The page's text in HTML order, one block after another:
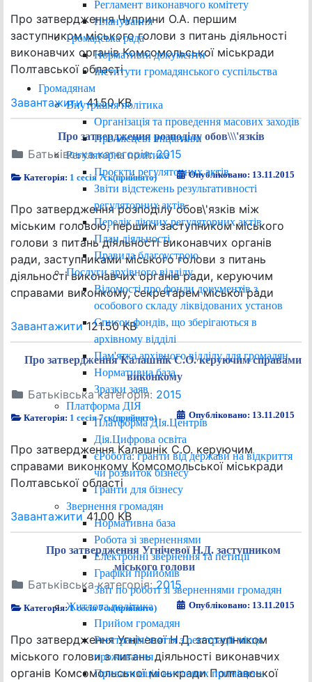
Регламент виконавчого комітету
Планування
Громадська рада
Нормативні документи
Інститути громадянського суспільства
Громадянам
Внутрішня політика
Організація та проведення масових заходів
Про місцеві ініціативи
Регуляторна політика
Проєкти регуляторних актів
Звіти відстежень результативності
регуляторних актів
Перелік діючих регуляторних актів
План діяльності
Правила благоустрою
Послуги архівного відділу
Відомості про фонди документів з
особового складу ліквідованих установ
Список фондів, що зберігаються в
архівному відділі
Пам'ятка архівного відділу для громадян
Нормативна база
Зразки заяв
Платформа ДІЯ
Платформа ДІя.Центрів
Дія.Цифрова освіта
єРобота: гранти від держави на відкриття
чи розвиток бізнесу
Гранти для бізнесу
Звернення громадян
Нормативна база
Робота зі зверненнями
Електронні звернення та петиції
Графіки прийомів
Звіт по роботі зі зверненнями громадян
Житлова політика
Прийом громадян
Реєстрація/зняття з реєстрації місця
проживання
Приватизація житлових приміщень
Про затвердження Чуприни О.А. першим
заступником міського голови з питань діяльності
виконавчих органів Комсомольської міськради
Полтавської області
Завантажити41.50 KB
Про затвердження розподілу обов\\\'язків
Батьківська категорія:2015
Категорія: 1 сесія 7ск(прийнято) Опубліковано: 13.11.2015
Про затвердження розподілу обов\'язків між
міським головою, першим заступником міського
голови з питань діяльності виконавчих органів
ради, заступниками міського голови з питань
діяльності виконавчих органів ради, керуючим
справами виконкому, секретарем міської ради
Завантажити121.50 KB
Про затвердження Калашнік С.О. керуючим справами
виконкому
Батьківська категорія: 2015
Категорія: 1 сесія 7ск(прийнято) Опубліковано: 13.11.2015
Про затвердження Калашнік С.О. керуючим
справами виконкому Комсомольської міськради
Полтавської області
Завантажити41.00 KB
Про затвердження Угнічевої Н.Д. заступником
міського голови
Батьківська категорія:2015
Категорія:1 сесія 7ск(прийнято) Опубліковано: 13.11.2015
Про затвердження Угнічевої Н.Д. заступником
міського голови з питань діяльності виконавчих
органів Комсомольської міськради Полтавської